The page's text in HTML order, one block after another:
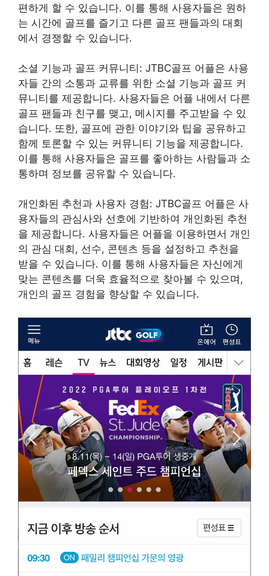
편하게 할 수 있습니다. 이를 통해 사용자들은 원하
는 시간에 골프를 즐기고 다른 골프 팬들과의 대회
에서 경쟁할 수 있습니다.
소셜 기능과 골프 커뮤니티: JTBC골프 어플은 사용
자들 간의 소통과 교류를 위한 소셜 기능과 골프 커
뮤니티를 제공합니다. 사용자들은 어플 내에서 다른
골프 팬들과 친구를 맺고, 메시지를 주고받을 수 있
습니다. 또한, 골프에 관한 이야기와 팁을 공유하고
함께 토론할 수 있는 커뮤니티 기능을 제공합니다.
이를 통해 사용자들은 골프를 좋아하는 사람들과 소
통하며 정보를 공유할 수 있습니다.
개인화된 추천과 사용자 경험: JTBC골프 어플은 사
용자들의 관심사와 선호에 기반하여 개인화된 추천
을 제공합니다. 사용자들은 어플을 이용하면서 개인
의 관심 대회, 선수, 콘텐츠 등을 설정하고 추천을
받을 수 있습니다. 이를 통해 사용자들은 자신에게
맞는 콘텐츠를 더욱 효율적으로 찾아볼 수 있으며,
개인의 골프 경험을 향상할 수 있습니다.